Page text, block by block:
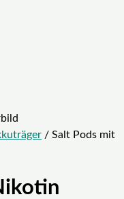
/ Salt Pods mit